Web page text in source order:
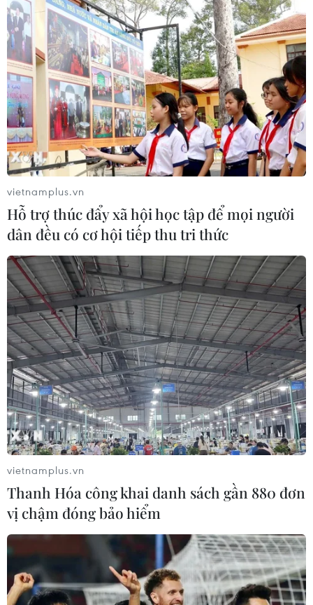
chuyến bay, tàu hỏa nhằm đáp ứng nhu cầu đi lại của
người dân trong dịp nghỉ lễ 30/4-1/5 tới đây.
Nhiều đường bay nội địa có tỷ lệ đặt vé cao
trong dịp nghỉ lễ 30/4
09/04/2024 13:40
Hiện tại, hành khách có thể đặt vé với nhiều mức giá vé
lựa chọn phù hợp với điều kiện và nhu cầu di chuyển
của mỗi người trong dịp nghỉ Lễ 30/4-1/5 tới.
vietnamplus.vn
Hỗ trợ thúc đẩy xã hội học tập để mọi người
dân đều có cơ hội tiếp thu tri thức
vietnamplus.vn
Thanh Hóa công khai danh sách gần 880 đơn
vị chậm đóng bảo hiểm